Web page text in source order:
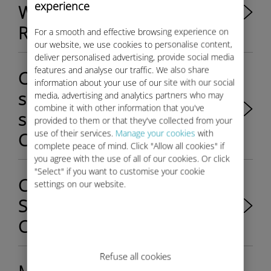
experience
For a smooth and effective browsing experience on
our website, we use cookies to personalise content,
deliver personalised advertising, provide social media
features and analyse our traffic. We also share
information about your use of our site with our social
media, advertising and analytics partners who may
combine it with other information that you've
provided to them or that they've collected from your
use of their services. Manage your cookies with
complete peace of mind. Click "Allow all cookies" if
you agree with the use of all of our cookies. Or click
"Select" if you want to customise your cookie
settings on our website.
Refuse all cookies
WiFi dans ma Jeep
Renegade?
Comment connecter mon
smartphone/tablette au
signal WiFi de ma Jeep
Compass/Grand Cherokee?
Comment activer Alexa Voice
Service dans ma Jeep
Compass MY21?